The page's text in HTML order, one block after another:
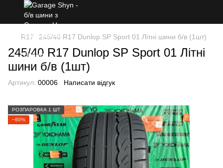
R17 245/40 R17 Dunlop SP Sport 01 Літні шини б/в (1шт)
245/40 R17 Dunlop SP Sport 01 Літні
шини б/в (1шт)
Артикул: 00006 Написати відгук
РОЗПАРОВКА 1 ШТ
−60%